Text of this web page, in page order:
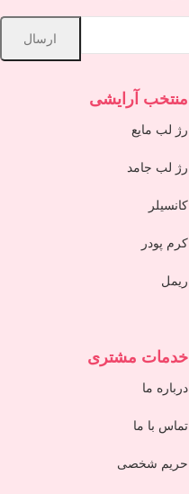
منتخب آرایشی
رژ لب مایع
رژ لب جامد
کانسیلر
کرم پودر
ریمل
خدمات مشتری
درباره ما
تماس با ما
حریم شخصی